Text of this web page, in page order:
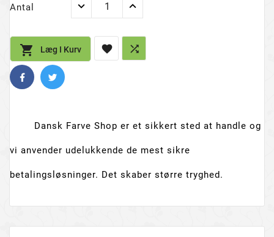
Antal
 Læg I Kurv  
Dansk Farve Shop er et sikkert sted at handle og
vi anvender udelukkende de mest sikre
betalingsløsninger. Det skaber større tryghed.